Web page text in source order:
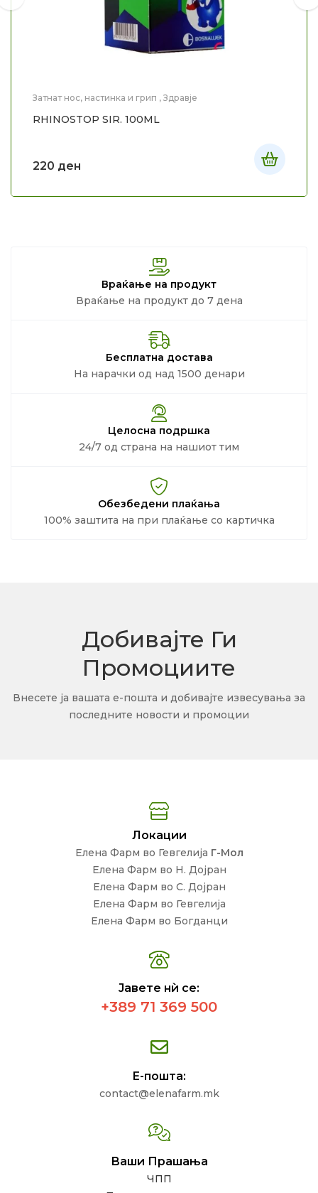
Затнат нос, настинка и грип , Здравје
RHINOSTOP SIR. 100ML
220 ден
Враќање на продукт
Враќање на продукт до 7 дена
Бесплатна достава
На нарачки од над 1500 денари
Целосна подршка
24/7 од страна на нашиот тим
Обезбедени плаќања
100% заштита на при плаќање со картичка
Добивајте Ги
Промоциите
Внесете ја вашата е-пошта и добивајте извесувања за
последните новости и промоции
Локации
Елена Фарм во Гевгелија Г-Мол
Елена Фарм во Н. Дојран
Елена Фарм во С. Дојран
Елена Фарм во Гевгелија
Елена Фарм во Богданци
Јавете нѝ се:
+389 71 369 500
Е-пошта:
contact@elenafarm.mk
Ваши Прашања
ЧПП